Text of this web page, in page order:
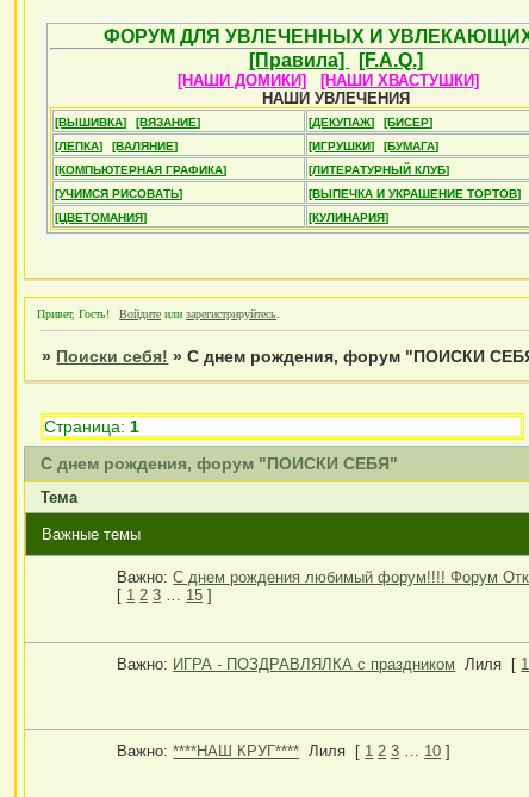
ФОРУМ ДЛЯ УВЛЕЧЕННЫХ И
[Правила]
[F.A.Q.]
[НАШИ ДОМИКИ]
[НАШИ ХВАСТУШКИ]
НАШИ УВЛЕЧЕНИЯ
[ВЫШИВКА] [ВЯЗАНИЕ] [ДЕКУПАЖ]
[БИСЕР]
[ЛЕПКА]
[ВАЛЯНИЕ] [ИГРУШКИ]
[БУМАГА]
[КОМПЬЮТЕРНАЯ ГРАФИКА]
[ЛИТЕРАТУРНЫЙ КЛУБ]
[УЧИМСЯ РИСОВАТЬ]
[ВЫПЕЧКА И УКРАШЕНИЕ ТОРТОВ]
[ЦВЕТОМАНИЯ]
[КУЛИНАРИЯ]
Привет, Гость! Войдите илизарегистрируйтесь
» Поиски себя! »С днем рождения, форум "ПОИСКИ
С днем рождения, форум "ПОИСКИ СЕБЯ"
Страница: 1
Тема
Важные темы
Важно: С днем рождения любимый форум!!!! Форум
[ 1 2 3 15 ]
Важно: ИГРА - ПОЗДРАВЛЯЛКА с праздником Лиля [ 1
Важно: ****НАШ КРУГ**** Лиля [ 1 2 3 10 ]